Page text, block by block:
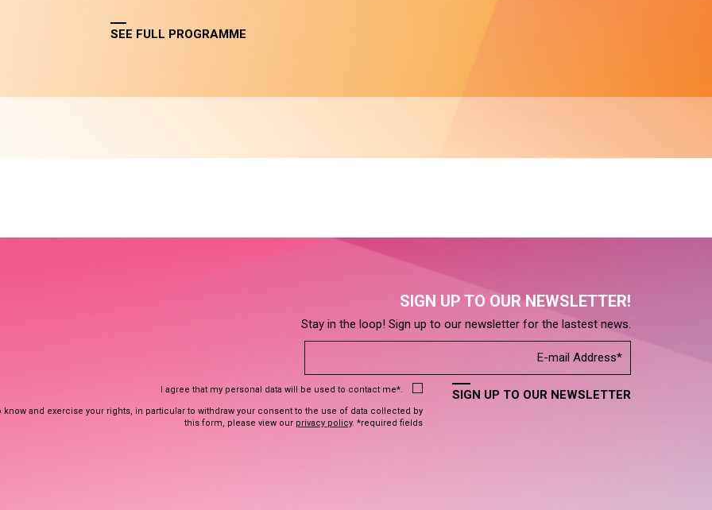
SEE FULL PROGRAMME
SIGN UP TO OUR NEWSLETTER!
Stay in the loop! Sign up to our newsletter for the lastest news.
I agree that my personal data will be used to contact me*.
know and exercise your rights, in particular to withdraw your consent to the use of data collected by
this form, please view our privacy policy. *required fields
SIGN UP TO OUR NEWSLETTER